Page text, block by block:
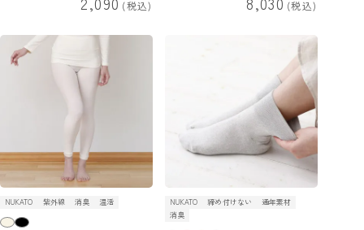
税込 税込
NUKATO 紫外線 消臭 温活 NUKATO 締め付けない
通年素材
消臭